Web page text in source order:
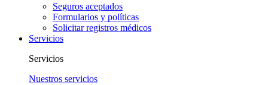
Seguros aceptados
Formularios y políticas
Solicitar registros médicos
Servicios
Servicios
Nuestros servicios